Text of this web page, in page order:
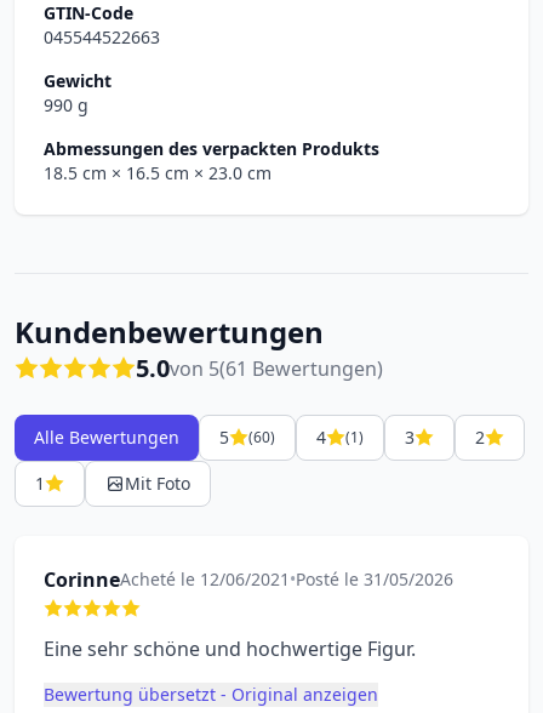
GTIN-Code
045544522663
Gewicht
990 g
Abmessungen des verpackten Produkts
18.5 cm × 16.5 cm × 23.0 cm
Kundenbewertungen
5.0von 5(61 Bewertungen)
Alle Bewertungen 5 (60) 4 (1) 3
2
1
Mit Foto
CorinneAcheté le 12/06/2021 •Posté le 31/05/2026
Eine sehr schöne und hochwertige Figur.
Bewertung übersetzt - Original anzeigen